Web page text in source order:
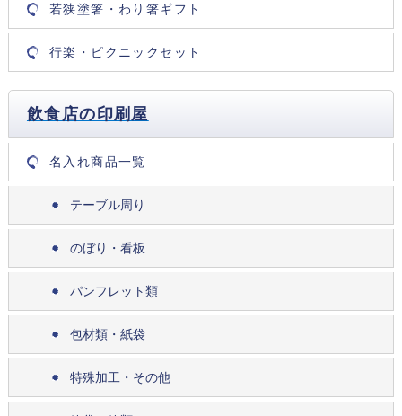
若狭塗箸・わり箸ギフト
行楽・ピクニックセット
飲食店の印刷屋
名入れ商品一覧
テーブル周り
のぼり・看板
パンフレット類
包材類・紙袋
特殊加工・その他